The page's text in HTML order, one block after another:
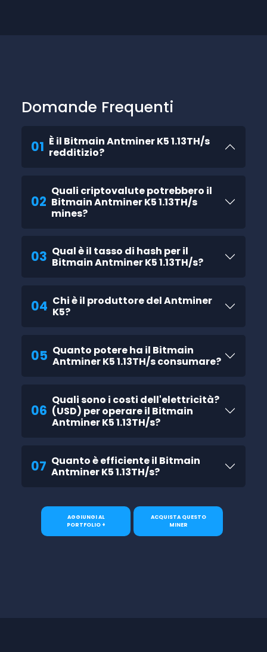
Domande Frequenti
01 È il Bitmain Antminer K5 1.13TH/s
redditizio?
02
Quali criptovalute potrebbero il
Bitmain Antminer K5 1.13TH/s
mines?
03 Qual è il tasso di hash per il
Bitmain Antminer K5 1.13TH/s?
04 Chi è il produttore del Antminer
K5?
05 Quanto potere ha il Bitmain
Antminer K5 1.13TH/s consumare?
06
Quali sono i costi dell'elettricità?
(USD) per operare il Bitmain
Antminer K5 1.13TH/s?
07 Quanto è efficiente il Bitmain
Antminer K5 1.13TH/s?
AGGIUNGI AL
PORTFOLIO +
ACQUISTA QUESTO
MINER